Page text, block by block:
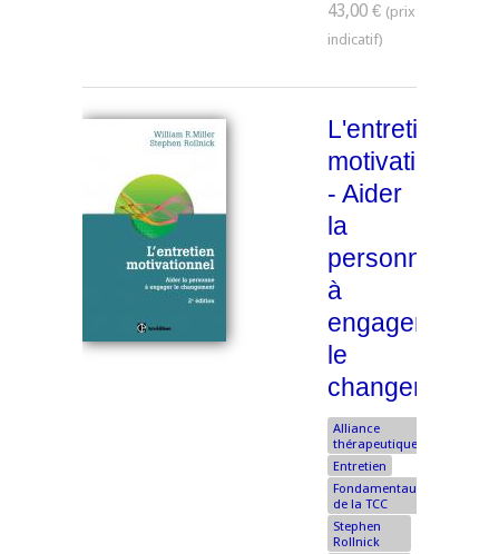
43,00 €
L'entretien
motivationnel
- Aider
la
personne
à
engager
le
changement
Alliance
thérapeutique
Entretien
Fondamentaux
de la TCC
Stephen
Rollnick